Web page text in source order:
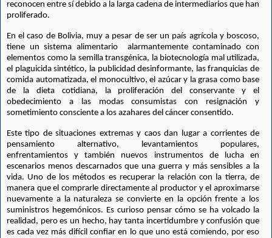
reconocen entre sí debido a la larga cadena de intermediarios que han
proliferado.
En el caso de Bolivia, muy a pesar de ser un país agrícola y boscoso,
tiene un sistema alimentario  alarmantemente contaminado con
elementos como la semilla transgénica, la biotecnología mal utilizada,
el plaguicida sintético, la publicidad desinformante, las franquicias de
comida automatizada, el monocultivo, el azúcar y la grasa como base
de la dieta cotidiana, la proliferación del conservante y el
obedecimiento a las modas consumistas con resignación y
sometimiento consciente a los azahares del cáncer consentido.
Este tipo de situaciones extremas y caos dan lugar a corrientes de
pensamiento alternativo, levantamientos populares,
enfrentamientos y también nuevos instrumentos de lucha en
escenarios menos descarnados que una guerra y más sensibles a la
vida. Uno de los métodos es recuperar la relación con la tierra, de
manera que el comprarle directamente al productor y el aproximarse
nuevamente a la naturaleza se convierte en la opción frente a los
suministros hegemónicos. Es curioso pensar cómo se ha volcado la
realidad, pero es un hecho, hay tanta incertidumbre y confusión que
es cada vez más difícil confiar en lo que uno está comiendo, por eso